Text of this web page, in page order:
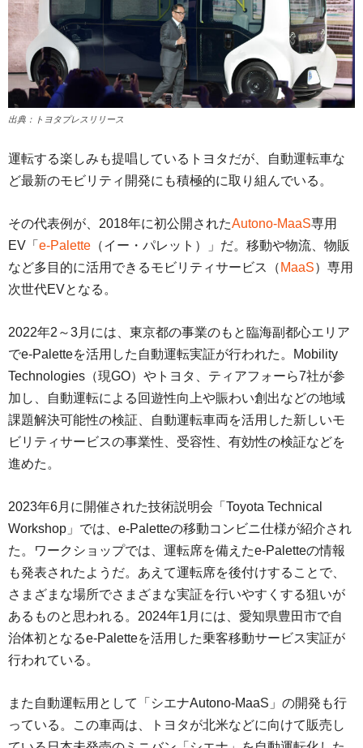
出典：トヨタプレスリリース
運転する楽しみも提唱しているトヨタだが、自動運転車な
ど最新のモビリティ開発にも積極的に取り組んでいる。
その代表例が、2018年に初公開されたAutono-MaaS専用
EV「 e-Palette （イー・パレット）」だ。移動や物流、物販
など多目的に活用できるモビリティサービス（ MaaS）専用
次世代EVとなる。
2022年2～3月には、東京都の事業のもと臨海副都心エリア
でe-Paletteを活用した自動運転実証が行われた。Mobility
Technologies（現GO）やトヨタ、ティアフォーら7社が参
加し、自動運転による回遊性向上や賑わい創出などの地域
課題解決可能性の検証、自動運転車両を活用した新しいモ
ビリティサービスの事業性、受容性、有効性の検証などを
進めた。
2023年6月に開催された技術説明会「Toyota Technical
Workshop」では、e-Paletteの移動コンビニ仕様が紹介され
た。ワークショップでは、運転席を備えたe-Paletteの情報
も発表されたようだ。あえて運転席を後付けすることで、
さまざまな場所でさまざまな実証を行いやすくする狙いが
あるものと思われる。2024年1月には、愛知県豊田市で自
治体初となるe-Paletteを活用した乗客移動サービス実証が
行われている。
また自動運転用として「シエナAutono-MaaS」の開発も行
っている。この車両は、トヨタが北米などに向けて販売し